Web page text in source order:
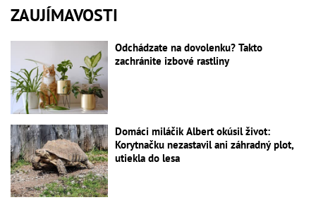
ZAUJÍMAVOSTI
Odchádzate na dovolenku? Takto
zachránite izbové rastliny
Domáci miláčik Albert okúsil život:
Korytnačku nezastavil ani záhradný plot,
utiekla do lesa